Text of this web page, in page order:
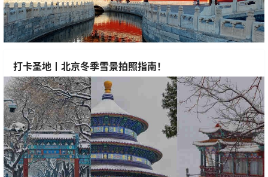
打卡圣地丨北京冬季雪景拍照指南！